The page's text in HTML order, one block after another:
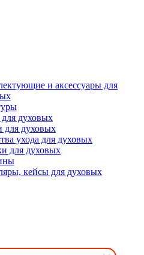
и аксессуары для
духовых
для духовых
ухода для духовых
для духовых
кейсы для духовых